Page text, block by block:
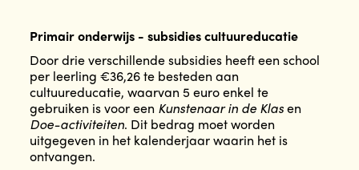
Primair onderwijs - subsidies cultuureducatie
Door drie verschillende subsidies heeft een school
per leerling €36,26 te besteden aan
cultuureducatie, waarvan 5 euro enkel te
gebruiken is voor een Kunstenaar in de Klasen
Doe-activiteiten. Dit bedrag moet worden
uitgegeven in het kalenderjaar waarin het is
ontvangen.